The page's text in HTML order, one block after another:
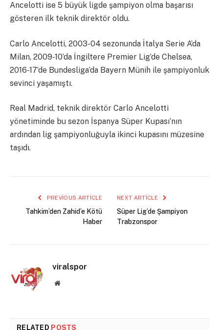
Ancelotti ise 5 büyük ligde şampiyon olma başarısı
gösteren ilk teknik direktör oldu.
Carlo Ancelotti, 2003-04 sezonunda İtalya Serie A’da
Milan, 2009-10’da İngiltere Premier Lig’de Chelsea,
2016-17’de Bundesliga’da Bayern Münih ile şampiyonluk
sevinci yaşamıştı.
Real Madrid, teknik direktör Carlo Ancelotti
yönetiminde bu sezon İspanya Süper Kupası’nın
ardından lig şampiyonluğuyla ikinci kupasını müzesine
taşıdı.
PREVIOUS ARTICLE
Tahkim’den Zahid’e Kötü
Haber
NEXT ARTICLE
Süper Lig’de Şampiyon
Trabzonspor
viralspor
Website
RELATED POSTS